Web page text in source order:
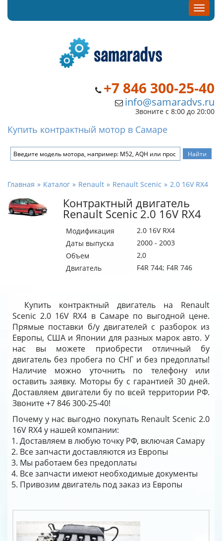
+7 846 300-25-40
info@samaradvs.ru
Звоните с 8:00 до 20:00
Купить контрактный мотор в Самаре
Главная Каталог Renault Renault Scenic 2.0 16V RX4
Контрактный двигатель
Renault Scenic 2.0 16V RX4
Модификация
2.0 16V RX4
Даты выпуска
2000 - 2003
Объем
2,0
Двигатель
F4R 744; F4R 746
Купить контрактный двигатель на Renault
Scenic 2.0 16V RX4 в Самаре по выгодной цене.
Прямые поставки б/у двигателей с разборок из
Европы, США и Японии для разных марок авто. У
нас вы можете приобрести отличный бу
двигатель без пробега по СНГ и без предоплаты!
Наличие можно уточнить по телефону или
оставить заявку. Моторы бу с гарантией 30 дней.
Доставляем двигатели бу по всей территории РФ.
Звоните +7 846 300-25-40!
Почему у нас выгодно покупать Renault Scenic 2.0
16V RX4 у нашей компании:
Доставляем в любую точку РФ, включая Самару
Все запчасти доставляются из Европы
Мы работаем без предоплаты
Все запчасти имеют необходимые документы
Привозим двигатель под заказ из Европы